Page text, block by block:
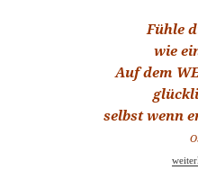
Fühle
wie
Auf dem
selbst wenn
Reich